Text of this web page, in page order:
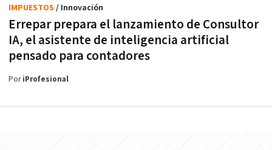
Errepar prepara el lanzamiento de Consultor
IA, el asistente de inteligencia artificial
pensado para contadores
IMPUESTOS / Innovación
PoriProfesional